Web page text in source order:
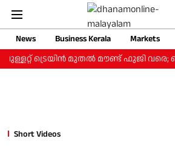
News Business Kerala Markets
ട്രെയിന്‍ മുതല്‍ മൗണ്ട് ഫുജി
Short Videos